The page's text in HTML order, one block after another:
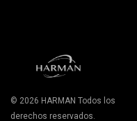
© 2026 HARMAN Todos los
derechos reservados.